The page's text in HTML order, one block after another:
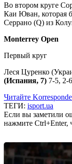
Во втором круге
Каи Юван, которая
Серрано (Q) из
Monterrey Open
Первый круг
Леся Цуренко
(Испания, 7) 7-5, 2-
Читайте
ТЕГИ: isport.ua
Если вы заметили
нажмите Ctrl+Enter,